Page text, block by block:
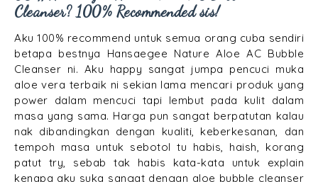
Cleanser? 100% Recommended sis!
Aku 100% recommend untuk semua orang cuba sendiri
betapa bestnya Hansaegee Nature Aloe AC Bubble
Cleanser ni. Aku happy sangat jumpa pencuci muka
aloe vera terbaik ni sekian lama mencari produk yang
power dalam mencuci tapi lembut pada kulit dalam
masa yang sama. Harga pun sangat berpatutan kalau
nak dibandingkan dengan kualiti, keberkesanan, dan
tempoh masa untuk sebotol tu habis, haish, korang
patut try, sebab tak habis kata-kata untuk explain
kenapa aku suka sangat dengan aloe bubble cleanser